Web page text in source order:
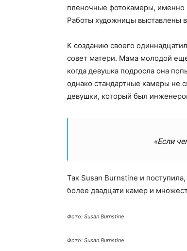
пленочные фотокамеры, именно
Работы художницы выставлены
К созданию своего
совет матери. Мама молодой
когда девушка подросла она
однако стандартные камеры не
девушки, который был
«Если
Так Susan Burnstine и
более двадцати камер и
Фото: Susan Burnstine
Фото: Susan Burnstine